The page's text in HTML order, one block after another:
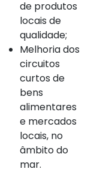
de produtos
locais de
qualidade;
Melhoria dos
circuitos
curtos de
bens
alimentares
e mercados
locais, no
âmbito do
mar.